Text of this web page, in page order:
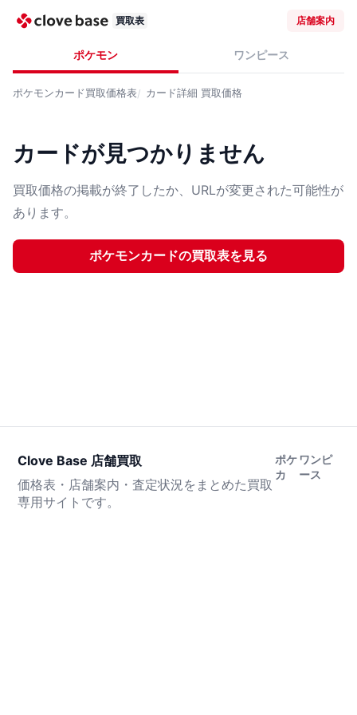
買取表 店舗案内
ポケモン ワンピース
ポケモンカード買取価格表 カード詳細 買取価格
カードが見つかりません
買取価格の掲載が終了したか、URLが変更された可能性が
あります。
ポケモンカードの買取表を見る
Clove Base 店舗買取
価格表・店舗案内・査定状況をまとめた買取
専用サイトです。
ポケ
カ
ワンピ
ース